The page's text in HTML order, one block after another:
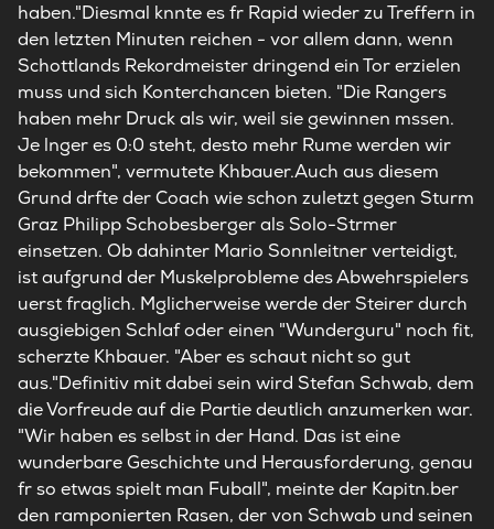
haben."Diesmal knnte es fr Rapid wieder zu Treffern in
den letzten Minuten reichen - vor allem dann, wenn
Schottlands Rekordmeister dringend ein Tor erzielen
muss und sich Konterchancen bieten. "Die Rangers
haben mehr Druck als wir, weil sie gewinnen mssen.
Je lnger es 0:0 steht, desto mehr Rume werden wir
bekommen", vermutete Khbauer.Auch aus diesem
Grund drfte der Coach wie schon zuletzt gegen Sturm
Graz Philipp Schobesberger als Solo-Strmer
einsetzen. Ob dahinter Mario Sonnleitner verteidigt,
ist aufgrund der Muskelprobleme des Abwehrspielers
uerst fraglich. Mglicherweise werde der Steirer durch
ausgiebigen Schlaf oder einen "Wunderguru" noch fit,
scherzte Khbauer. "Aber es schaut nicht so gut
aus."Definitiv mit dabei sein wird Stefan Schwab, dem
die Vorfreude auf die Partie deutlich anzumerken war.
"Wir haben es selbst in der Hand. Das ist eine
wunderbare Geschichte und Herausforderung, genau
fr so etwas spielt man Fuball", meinte der Kapitn.ber
den ramponierten Rasen, der von Schwab und seinen